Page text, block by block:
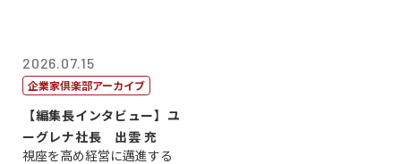
2026.07.15
企業家倶楽部アーカイブ
【編集長インタビュー】ユ
ーグレナ社長 出雲 充
視座を高め経営に邁進する